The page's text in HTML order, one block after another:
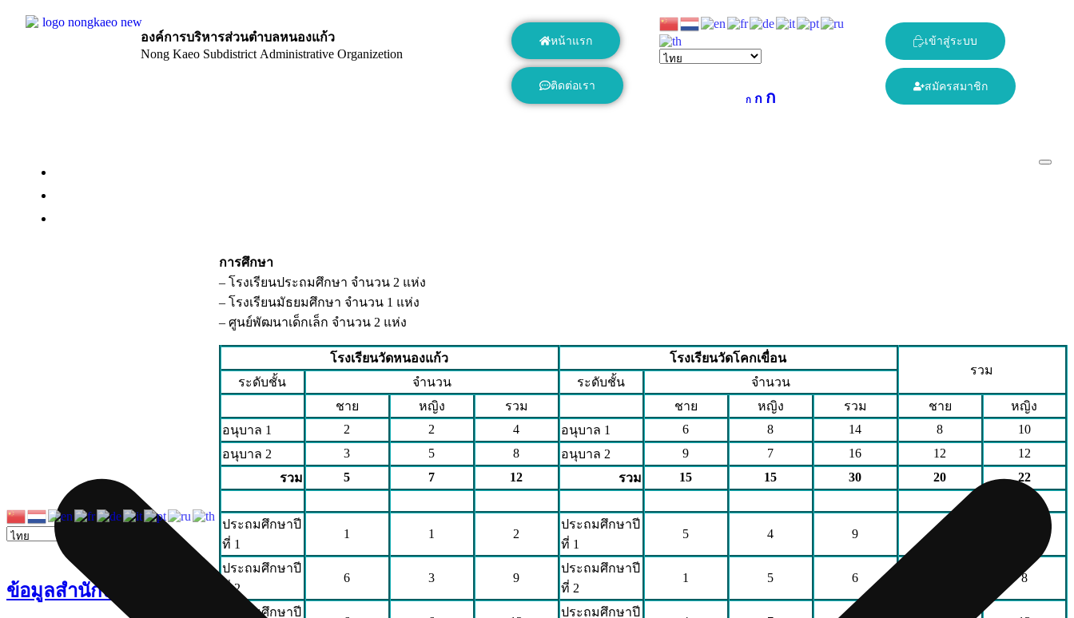
องค์การบริหารส่วนตำบลหนองแก้ว
Nong Kaeo Subdistrict Administrative Organizetion
หน้าแรก
ติดต่อเรา
ก ก ก
เข้าสู่ระบบ
สมัครสมาชิก
ข้อมูลสำนักงาน
การศึกษา
– โรงเรียนประถมศึกษา จำนวน 2 แห่ง
– โรงเรียนมัธยมศึกษา จำนวน 1 แห่ง
– ศูนย์พัฒนาเด็กเล็ก จำนวน 2 แห่ง
โรงเรียนวัดหนองแก้ว
โรงเรียนวัดโคกเขื่อน
รวม
ระดับชั้น
จำนวน ระดับชั้น
จำนวน
ชาย
หญิง รวม ชาย หญิง รวม ชาย
หญิง
อนุบาล 1
2 2 4 อนุบาล 1 6 8 14 8
10
อนุบาล 2
3 5 8 อนุบาล 2 9 7 16 12
12
รวม
5 7 12 รวม 15 15 30 20 22
ประถมศึกษาปี
ที่ 1
1 1 2
ประถมศึกษาปี
ที่ 1
5 4 9
ประถมศึกษาปี
ที่ 2
6 3 9
ประถมศึกษาปี
ที่ 2
1 5 6 8
ประถมศึกษาปี
ประถมศึกษาปี